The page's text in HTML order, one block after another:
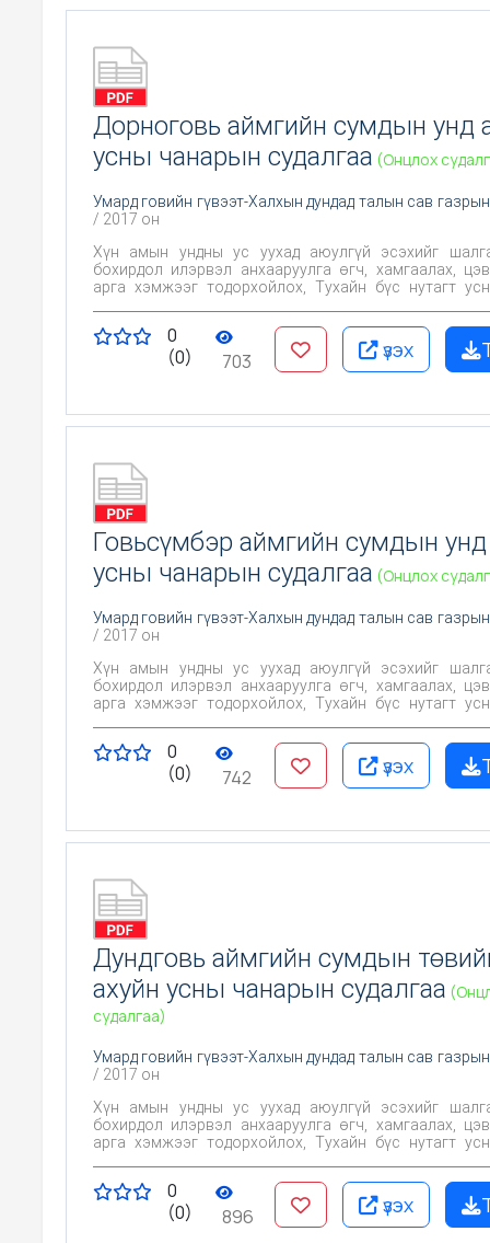
Дорноговь аймгийн сумдын унд
усны чанарын судалгаа (Онцлох
Умард говийн гүвээт-Халхын дундад талын сав
/ 2017 он
Хүн амын ундны ус уухад аюулгүй эсэхийг шалгах,
бохирдол илэрвэл анхааруулга өгч, хамгаалах,
арга хэмжээг тодорхойлох, Тухайн бүс нутагт усны чанарт
0
(0)
703 үзэх
Говьсүмбэр аймгийн сумдын унд
усны чанарын судалгаа (Онцлох
Умард говийн гүвээт-Халхын дундад талын сав
/ 2017 он
Хүн амын ундны ус уухад аюулгүй эсэхийг шалгах,
бохирдол илэрвэл анхааруулга өгч, хамгаалах,
арга хэмжээг тодорхойлох, Тухайн бүс нутагт усны чанарт
0
(0)
742 үзэх
Дундговь аймгийн сумдын
ахуйн усны чанарын судалгаа
судалгаа)
Умард говийн гүвээт-Халхын дундад талын сав
/ 2017 он
Хүн амын ундны ус уухад аюулгүй эсэхийг шалгах,
бохирдол илэрвэл анхааруулга өгч, хамгаалах,
арга хэмжээг тодорхойлох, Тухайн бүс нутагт усны чанарт
0
(0)
896 үзэх